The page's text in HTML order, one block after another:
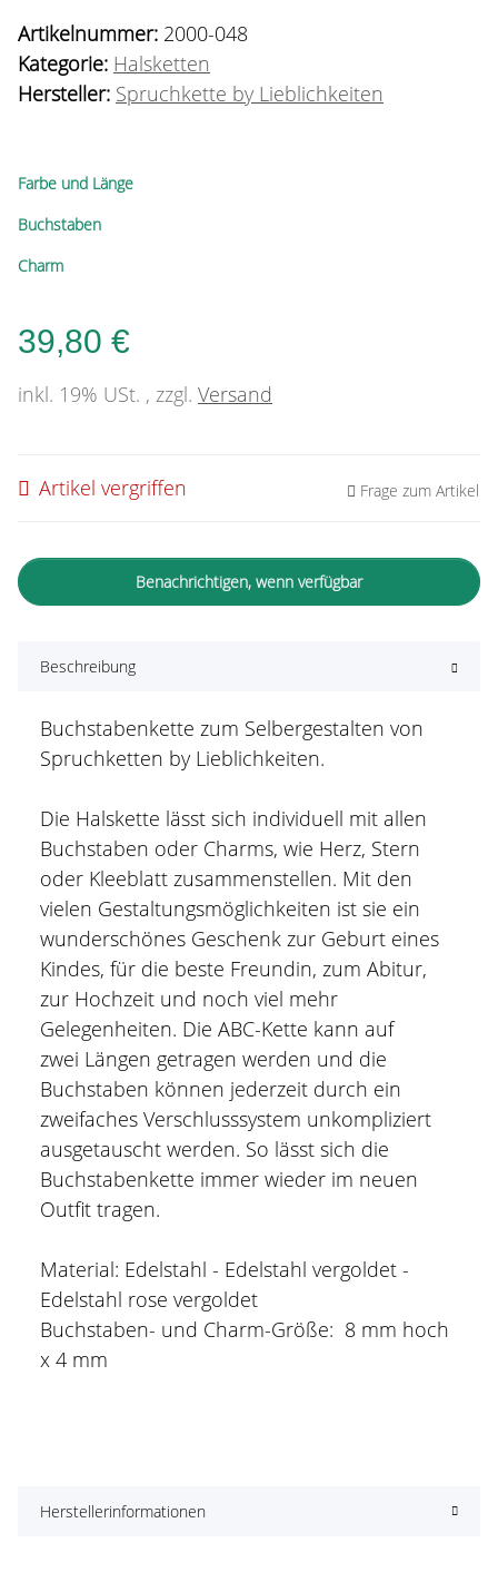
Artikelnummer: 2000-048
Kategorie: Halsketten
Hersteller: Spruchkette by Lieblichkeiten
Farbe und Länge
Buchstaben
Charm
39,80 €
inkl. 19% USt. , zzgl. Versand
Artikel vergriffen Frage zum Artikel
Benachrichtigen, wenn verfügbar
Beschreibung
Buchstabenkette zum Selbergestalten von
Spruchketten by Lieblichkeiten.
Die Halskette lässt sich individuell mit allen
Buchstaben oder Charms, wie Herz, Stern
oder Kleeblatt zusammenstellen. Mit den
vielen Gestaltungsmöglichkeiten ist sie ein
wunderschönes Geschenk zur Geburt eines
Kindes, für die beste Freundin, zum Abitur,
zur Hochzeit und noch viel mehr
Gelegenheiten. Die ABC-Kette kann auf
zwei Längen getragen werden und die
Buchstaben können jederzeit durch ein
zweifaches Verschlusssystem unkompliziert
ausgetauscht werden. So lässt sich die
Buchstabenkette immer wieder im neuen
Outfit tragen.
Material: Edelstahl - Edelstahl vergoldet -
Edelstahl rose vergoldet
Buchstaben- und Charm-Größe: 8 mm hoch
x 4 mm
Herstellerinformationen